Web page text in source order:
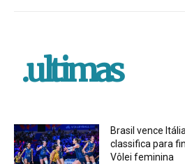
.ultimas
Brasil vence
classifica para
Vôlei feminina